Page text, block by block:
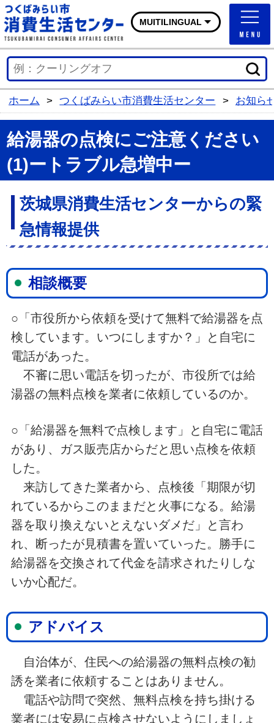
つくばみらい市消費生
MUITILINGUAL
ホーム > つくばみらい市消費生活センター > お知ら
給湯器の点検にご注意ください
(1)ートラブル急増中ー
茨城県消費生活センターからの緊
急情報提供
相談概要
○「市役所から依頼を受けて無料で給湯器を点
検しています。いつにしますか？」と自宅に
電話があった。
不審に思い電話を切ったが、市役所では給
湯器の無料点検を業者に依頼しているのか。
○「給湯器を無料で点検します」と自宅に電話
があり、ガス販売店からだと思い点検を依頼
した。
来訪してきた業者から、点検後「期限が切
れているからこのままだと火事になる。給湯
器を取り換えないとえないダメだ」と言わ
れ、断ったが見積書を置いていった。勝手に
給湯器を交換されて代金を請求されたりしな
いか心配だ。
アドバイス
自治体が、住民への給湯器の無料点検の勧
誘を業者に依頼することはありません。
電話や訪問で突然、無料点検を持ち掛ける
業者には安易に点検させないようにしましょ